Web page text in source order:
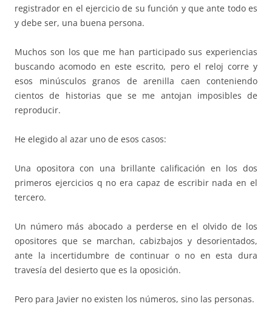
registrador en el ejercicio de su función y que ante todo es
y debe ser, una buena persona.
Muchos son los que me han participado sus experiencias
buscando acomodo en este escrito, pero el reloj corre y
esos minúsculos granos de arenilla caen conteniendo
cientos de historias que se me antojan imposibles de
reproducir.
He elegido al azar uno de esos casos:
Una opositora con una brillante calificación en los dos
primeros ejercicios q no era capaz de escribir nada en el
tercero.
Un número más abocado a perderse en el olvido de los
opositores que se marchan, cabizbajos y desorientados,
ante la incertidumbre de continuar o no en esta dura
travesía del desierto que es la oposición.
Pero para Javier no existen los números, sino las personas.